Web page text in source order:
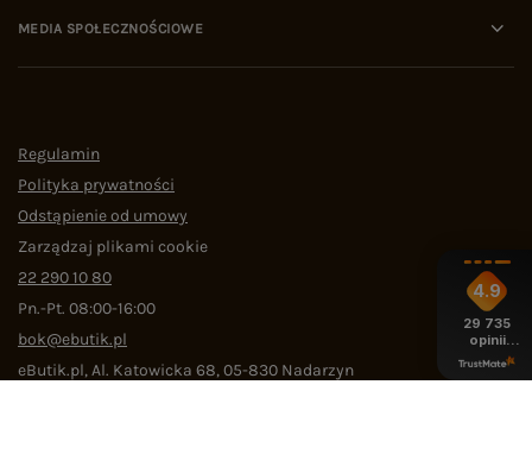
MEDIA SPOŁECZNOŚCIOWE
Regulamin
Polityka prywatności
Odstąpienie od umowy
Zarządzaj plikami cookie
22 290 10 80
Pn.-Pt. 08:00-16:00
bok@ebutik.pl
eButik.pl,Al. Katowicka 68,05-830 Nadarzyn
4.9
29 735
opinii
z całego